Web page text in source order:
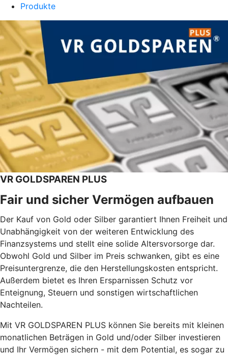
Produkte
VR GOLDSPAREN PLUS
Fair und sicher Vermögen aufbauen
Der Kauf von Gold oder Silber garantiert Ihnen Freiheit und
Unabhängigkeit von der weiteren Entwicklung des
Finanzsystems und stellt eine solide Altersvorsorge dar.
Obwohl Gold und Silber im Preis schwanken, gibt es eine
Preisuntergrenze, die den Herstellungskosten entspricht.
Außerdem bietet es Ihren Ersparnissen Schutz vor
Enteignung, Steuern und sonstigen wirtschaftlichen
Nachteilen.
Mit VR GOLDSPAREN PLUS können Sie bereits mit kleinen
monatlichen Beträgen in Gold und/oder Silber investieren
und Ihr Vermögen sichern - mit dem Potential, es sogar zu